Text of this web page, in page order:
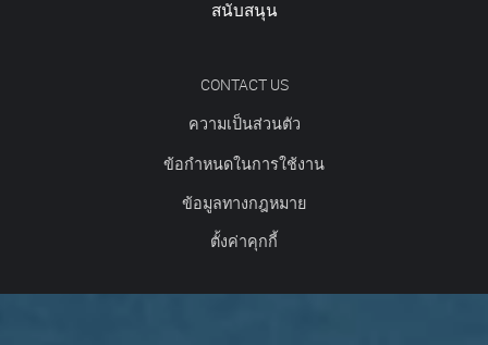
สนับสนุน
CONTACT US
ความเป็นส่วนตัว
ข้อกำหนดในการใช้งาน
ข้อมูลทางกฎหมาย
ตั้งค่าคุกกี้